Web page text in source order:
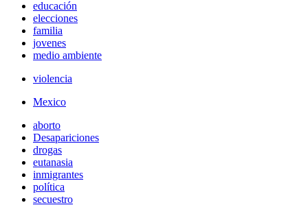
educación
elecciones
familia
jovenes
medio ambiente
violencia
Mexico
aborto
Desapariciones
drogas
eutanasia
inmigrantes
política
secuestro